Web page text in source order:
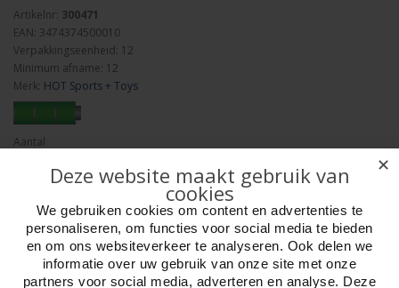
Artikelnr: 300471
EAN: 3474374500010
Verpakkingseenheid: 12
Minimum afname: 12
Merk: HOT Sports + Toys
Aantal
Bestellen
Minimum afname:
✕
Deze website maakt gebruik van
cookies
We gebruiken cookies om content en advertenties te
personaliseren, om functies voor social media te bieden
en om ons websiteverkeer te analyseren. Ook delen we
informatie over uw gebruik van onze site met onze
partners voor social media, adverteren en analyse. Deze